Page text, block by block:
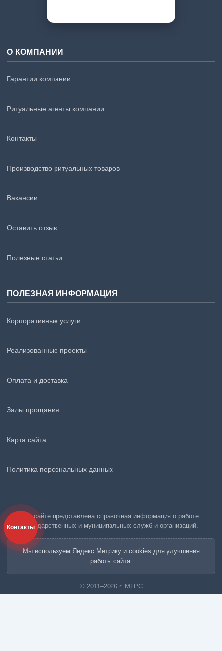
О КОМПАНИИ
Гарантии компании
Ритуальные агенты компании
Контакты
Производство ритуальных товаров
Вакансии
Оставить отзыв
Полезные статьи
ПОЛЕЗНАЯ ИНФОРМАЦИЯ
Корпоративные услуги
Реализованные проекты
Оплата и доставка
Залы прощания
Карта сайта
Политика персональных данных
На сайте представлена справочная информация о работе
государственных и муниципальных служб и организаций.
Мы используем Яндекс.Метрику и cookies для улучшения
работы сайта.
© 2011–2026 г. МГРС
Контакты